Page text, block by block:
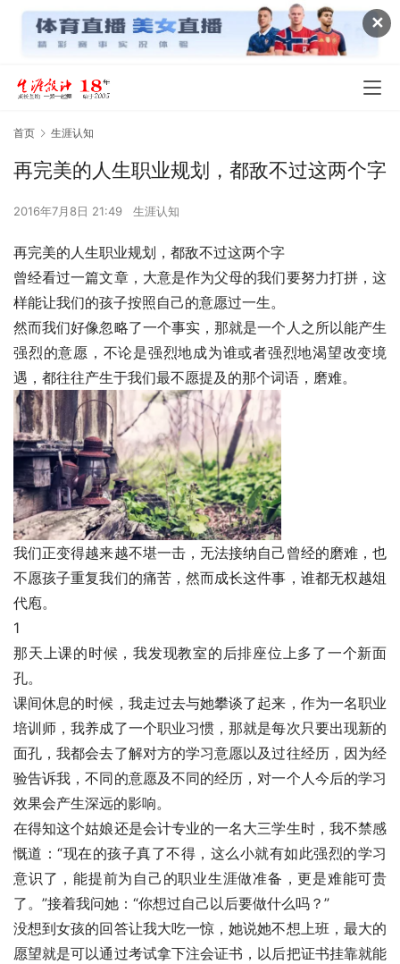
✕
首页 生涯认知
再完美的人生职业规划，都敌不过这两个字
2016年7月8日 21:49 生涯认知
再完美的人生职业规划，都敌不过这两个字
曾经看过一篇文章，大意是作为父母的我们要努力打拼，这
样能让我们的孩子按照自己的意愿过一生。
然而我们好像忽略了一个事实，那就是一个人之所以能产生
强烈的意愿，不论是强烈地成为谁或者强烈地渴望改变境
遇，都往往产生于我们最不愿提及的那个词语，磨难。
我们正变得越来越不堪一击，无法接纳自己曾经的磨难，也
不愿孩子重复我们的痛苦，然而成长这件事，谁都无权越俎
代庖。
1
那天上课的时候，我发现教室的后排座位上多了一个新面
孔。
课间休息的时候，我走过去与她攀谈了起来，作为一名职业
培训师，我养成了一个职业习惯，那就是每次只要出现新的
面孔，我都会去了解对方的学习意愿以及过往经历，因为经
验告诉我，不同的意愿及不同的经历，对一个人今后的学习
效果会产生深远的影响。
在得知这个姑娘还是会计专业的一名大三学生时，我不禁感
慨道：“现在的孩子真了不得，这么小就有如此强烈的学习
意识了，能提前为自己的职业生涯做准备，更是难能可贵
了。”接着我问她：“你想过自己以后要做什么吗？”
没想到女孩的回答让我大吃一惊，她说她不想上班，最大的
愿望就是可以通过考试拿下注会证书，以后把证书挂靠就能